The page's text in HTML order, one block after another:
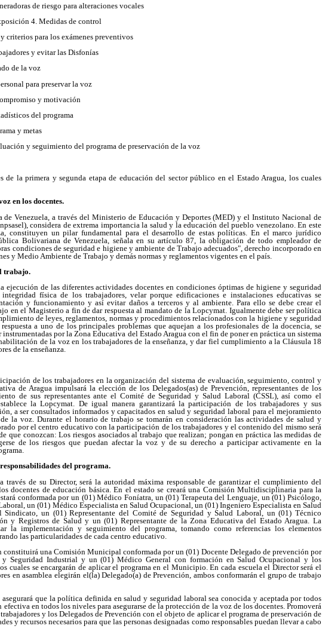
de riesgo para alteraciones vocales
4. Medidas de control
criterios para los exámenes preventivos
y evitar las Disfonías
de la voz
para preservar la voz
y motivación
del programa
y metas
y seguimiento del programa de preservación de la voz
de la primera y segunda etapa de educación del sector público en el Estado Aragua, los cuales
en los docentes.
Venezuela, a través del Ministerio de Educación y Deportes (MED) y el Instituto Nacional de
considera de extrema importancia la salud y la educación del pueblo venezolano. En este
constituyen un pilar fundamental para el desarrollo de estas políticas. En el marco jurídico
Bolivariana de Venezuela, señala en su artículo 87, la obligación de todo empleador de
condiciones de seguridad e higiene y ambiente de Trabajo adecuados", derecho incorporado en
y Medio Ambiente de Trabajo y demás normas y reglamentos vigentes en el país.
trabajo.
ejecución de las diferentes actividades docentes en condiciones óptimas de higiene y seguridad
física de los trabajadores, velar porque edificaciones e instalaciones educativas se
y funcionamiento y así evitar daños a terceros y al ambiente. Para ello se debe crear el
en el Magisterio a fin de dar respuesta al mandato de la Lopcymat. Igualmente debe ser política
de leyes, reglamentos, normas y procedimientos relacionados con la higiene y seguridad
a uno de los principales problemas que aquejan a los profesionales de la docencia, se
instrumentadas por la Zona Educativa del Estado Aragua con el fin de poner en práctica un sistema
de la voz en los trabajadores de la enseñanza, y dar fiel cumplimiento a la Cláusula 18
de la enseñanza.
de los trabajadores en la organización del sistema de evaluación, seguimiento, control y
de Aragua impulsará la elección de los Delegados(as) de Prevención, representantes de los
de sus representantes ante el Comité de Seguridad y Salud Laboral (CSSL), así como el
la Lopcymat. De igual manera garantizará la participación de los trabajadores y sus
a ser consultados informados y capacitados en salud y seguridad laboral para el mejoramiento
la voz. Durante el horario de trabajo se tomarán en consideración las actividades de salud y
por el centro educativo con la participación de los trabajadores y el contenido del mismo será
que conozcan: Los riesgos asociados al trabajo que realizan; pongan en práctica las medidas de
de los riesgos que puedan afectar la voz y de su derecho a participar activamente en la
del programa.
través de su Director, será la autoridad máxima responsable de garantizar el cumplimiento del
docentes de educación básica. En el estado se creará una Comisión Multidisciplinaria para la
conformada por un (01) Médico Foníatra, un (01) Terapeuta del Lenguaje, un (01) Psicólogo,
un (01) Médico Especialista en Salud Ocupacional, un (01) Ingeniero Especialista en Salud
Sindicato, un (01) Representante del Comité de Seguridad y Salud Laboral, un (01) Técnico
y Registros de Salud y un (01) Representante de la Zona Educativa del Estado Aragua. La
la implementación y seguimiento del programa, tomando como referencias los elementos
las particularidades de cada centro educativo.
una Comisión Municipal conformada por un (01) Docente Delegado de prevención por
Seguridad Industrial y un (01) Médico General con formación en Salud Ocupacional y los
cuales se encargarán de aplicar el programa en el Municipio. En cada escuela el Director será el
en asamblea elegirán el(la) Delegado(a) de Prevención, ambos conformarán el grupo de trabajo
que la política definida en salud y seguridad laboral sea conocida y aceptada por todos
en todos los niveles para asegurarse de la protección de la voz de los docentes. Promoverá
y los Delegados de Prevención con el objeto de aplicar el programa de preservación de
y recursos necesarios para que las personas designadas como responsables puedan llevar a cabo